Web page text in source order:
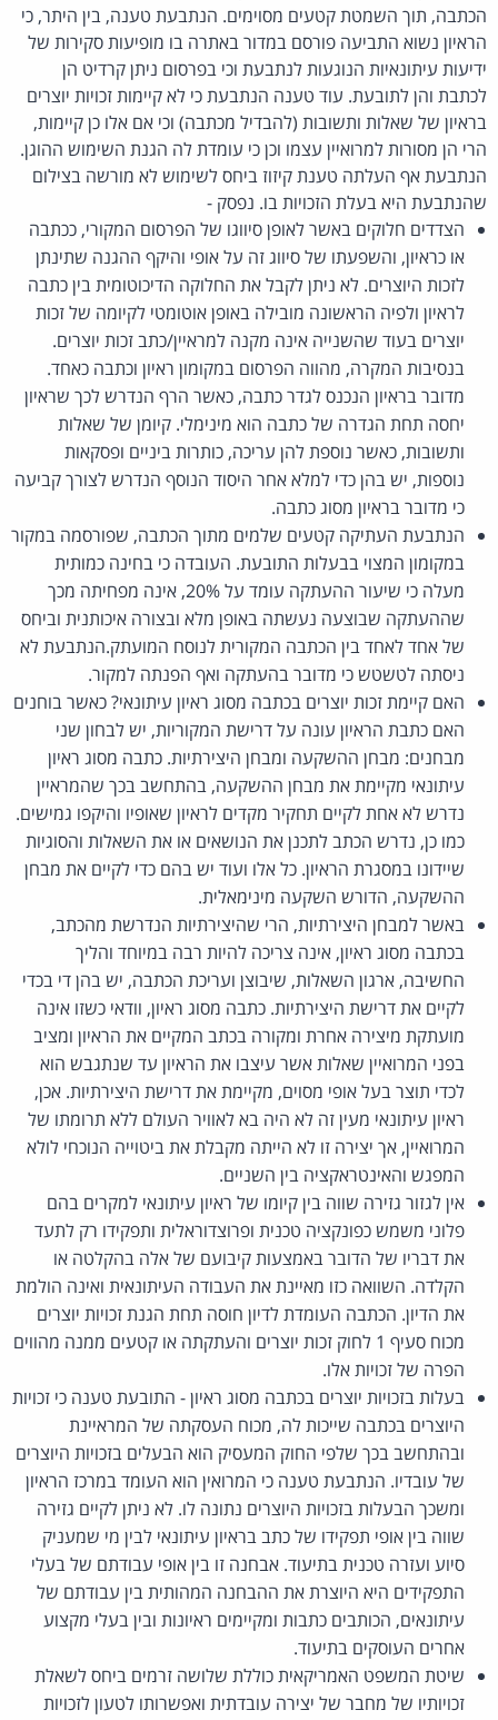
הכתבה, תוך השמטת קטעים מסוימים. הנתבעת טענה, בין היתר, כי
הראיון נשוא התביעה פורסם במדור באתרה בו מופיעות סקירות של
ידיעות עיתונאיות הנוגעות לנתבעת וכי בפרסום ניתן קרדיט הן
לכתבת והן לתובעת. עוד טענה הנתבעת כי לא קיימות זכויות יוצרים
בראיון של שאלות ותשובות (להבדיל מכתבה) וכי אם אלו כן קיימות,
הרי הן מסורות למרואיין עצמו וכן כי עומדת לה הגנת השימוש ההוגן.
הנתבעת אף העלתה טענת קיזוז ביחס לשימוש לא מורשה בצילום
שהנתבעת היא בעלת הזכויות בו. נפסק -
הצדדים חלוקים באשר לאופן סיווגו של הפרסום המקורי, ככתבה
או כראיון, והשפעתו של סיווג זה על אופי והיקף ההגנה שתינתן
לזכות היוצרים. לא ניתן לקבל את החלוקה הדיכוטומית בין כתבה
לראיון ולפיה הראשונה מובילה באופן אוטומטי לקיומה של זכות
יוצרים בעוד שהשנייה אינה מקנה למראיין/כתב זכות יוצרים.
בנסיבות המקרה, מהווה הפרסום במקומון ראיון וכתבה כאחד.
מדובר בראיון הנכנס לגדר כתבה, כאשר הרף הנדרש לכך שראיון
יחסה תחת הגדרה של כתבה הוא מינימלי. קיומן של שאלות
ותשובות, כאשר נוספת להן עריכה, כותרות ביניים ופסקאות
נוספות, יש בהן כדי למלא אחר היסוד הנוסף הנדרש לצורך קביעה
כי מדובר בראיון מסוג כתבה.
הנתבעת העתיקה קטעים שלמים מתוך הכתבה, שפורסמה במקור
במקומון המצוי בבעלות התובעת. העובדה כי בחינה כמותית
מעלה כי שיעור ההעתקה עומד על 20%, אינה מפחיתה מכך
שההעתקה שבוצעה נעשתה באופן מלא ובצורה איכותנית וביחס
של אחד לאחד בין הכתבה המקורית לנוסח המועתק.הנתבעת לא
ניסתה לטשטש כי מדובר בהעתקה ואף הפנתה למקור.
האם קיימת זכות יוצרים בכתבה מסוג ראיון עיתונאי? כאשר בוחנים
האם כתבת הראיון עונה על דרישת המקוריות, יש לבחון שני
מבחנים: מבחן ההשקעה ומבחן היצירתיות. כתבה מסוג ראיון
עיתונאי מקיימת את מבחן ההשקעה, בהתחשב בכך שהמראיין
נדרש לא אחת לקיים תחקיר מקדים לראיון שאופיו והיקפו גמישים.
כמו כן, נדרש הכתב לתכנן את הנושאים או את השאלות והסוגיות
שיידונו במסגרת הראיון. כל אלו ועוד יש בהם כדי לקיים את מבחן
ההשקעה, הדורש השקעה מינימאלית.
באשר למבחן היצירתיות, הרי שהיצירתיות הנדרשת מהכתב,
בכתבה מסוג ראיון, אינה צריכה להיות רבה במיוחד והליך
החשיבה, ארגון השאלות, שיבוצן ועריכת הכתבה, יש בהן די בכדי
לקיים את דרישת היצירתיות. כתבה מסוג ראיון, וודאי כשזו אינה
מועתקת מיצירה אחרת ומקורה בכתב המקיים את הראיון ומציב
בפני המרואיין שאלות אשר עיצבו את הראיון עד שנתגבש הוא
לכדי תוצר בעל אופי מסוים, מקיימת את דרישת היצירתיות. אכן,
ראיון עיתונאי מעין זה לא היה בא לאוויר העולם ללא תרומתו של
המרואיין, אך יצירה זו לא הייתה מקבלת את ביטוייה הנוכחי לולא
המפגש והאינטראקציה בין השניים.
אין לגזור גזירה שווה בין קיומו של ראיון עיתונאי למקרים בהם
פלוני משמש כפונקציה טכנית ופרוצדוראלית ותפקידו רק לתעד
את דבריו של הדובר באמצעות קיבועם של אלה בהקלטה או
הקלדה. השוואה כזו מאיינת את העבודה העיתונאית ואינה הולמת
את הדיון. הכתבה העומדת לדיון חוסה תחת הגנת זכויות יוצרים
מכוח סעיף 1 לחוק זכות יוצרים והעתקתה או קטעים ממנה מהווים
הפרה של זכויות אלו.
בעלות בזכויות יוצרים בכתבה מסוג ראיון - התובעת טענה כי זכויות
היוצרים בכתבה שייכות לה, מכוח העסקתה של המראיינת
ובהתחשב בכך שלפי החוק המעסיק הוא הבעלים בזכויות היוצרים
של עובדיו. הנתבעת טענה כי המרואין הוא העומד במרכז הראיון
ומשכך הבעלות בזכויות היוצרים נתונה לו. לא ניתן לקיים גזירה
שווה בין אופי תפקידו של כתב בראיון עיתונאי לבין מי שמעניק
סיוע ועזרה טכנית בתיעוד. אבחנה זו בין אופי עבודתם של בעלי
התפקידים היא היוצרת את ההבחנה המהותית בין עבודתם של
עיתונאים, הכותבים כתבות ומקיימים ראיונות ובין בעלי מקצוע
אחרים העוסקים בתיעוד.
שיטת המשפט האמריקאית כוללת שלושה זרמים ביחס לשאלת
זכויותיו של מחבר של יצירה עובדתית ואפשרותו לטעון לזכויות